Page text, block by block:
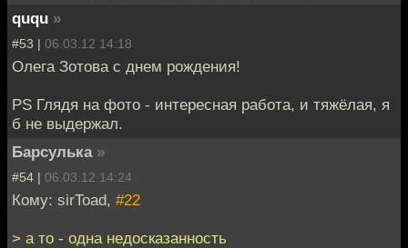
ququ »
#53 | 06.03.12 14:18
Олега Зотова с днем рождения!
PS Глядя на фото - интересная работа, и тяжёлая, я
б не выдержал.
Барсулька »
#54 | 06.03.12 14:24
Кому: sirToad, #22
> а то - одна недосказанность